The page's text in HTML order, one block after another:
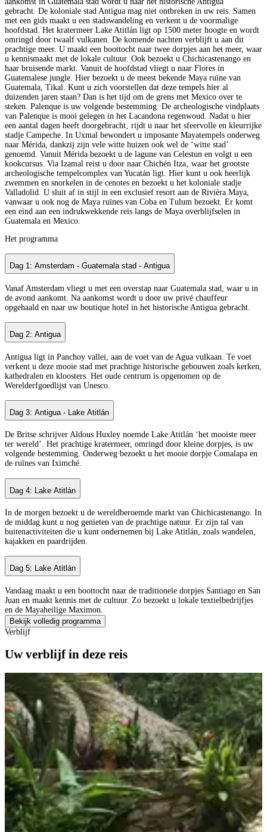
gebracht. De koloniale stad Antigua mag niet ontbreken in uw reis. Samen
met een gids maakt u een stadswandeling en verkent u de voormalige
hoofdstad. Het kratermeer Lake Atitlán ligt op 1500 meter hoogte en wordt
omringd door twaalf vulkanen. De komende nachten verblijft u aan dit
prachtige meer. U maakt een boottocht naar twee dorpjes aan het meer, waar
u kennismaakt met de lokale cultuur. Ook bezoekt u Chichicastenango en
haar bruisende markt. Vanuit de hoofdstad vliegt u naar Flores in
Guatemalese jungle. Hier bezoekt u de meest bekende Maya ruïne van
Guatemala, Tikal. Kunt u zich voorstellen dat deze tempels hier al
duizenden jaren staan? Dan is het tijd om de grens met Mexico over te
steken. Palenque is uw volgende bestemming. De archeologische vindplaats
van Palenque is mooi gelegen in het Lacandona regenwoud. Nadat u hier
een aantal dagen heeft doorgebracht‚ rijdt u naar het sfeervolle en kleurrijke
stadje Campeche. In Uxmal bewondert u imposante Mayatempels onderweg
naar Mérida, dankzij zijn vele witte huizen ook wel de ‘witte stad’
genoemd. Vanuit Mérida bezoekt u de lagune van Celestun en volgt u een
kookcursus. Via Izamal reist u door naar Chichén Itza‚ waar het grootste
archeologische tempelcomplex van Yucatán ligt. Hier kunt u ook heerlijk
zwemmen en snorkelen in de cenotes en bezoekt u het koloniale stadje
Valladolid. U sluit af in stijl in een exclusief resort aan de Rivièra Maya,
vanwaar u ook nog de Maya ruïnes van Coba en Tulum bezoekt. Er komt
een eind aan een indrukwekkende reis langs de Maya overblijfselen in
Guatemala en Mexico.
Het programma
Dag 1: Amsterdam - Guatemala stad - Antigua
Vanaf Amsterdam vliegt u met een overstap naar Guatemala stad, waar u in
de avond aankomt. Na aankomst wordt u door uw privé chauffeur
opgehaald en naar uw boutique hotel in het historische Antigua gebracht.
Dag 2: Antigua
Antigua ligt in Panchoy vallei, aan de voet van de Agua vulkaan. Te voet
verkent u deze mooie stad met prachtige historische gebouwen zoals kerken,
kathedralen en kloosters. Het oude centrum is opgenomen op de
Werelderfgoedlijst van Unesco.
Dag 3: Antigua - Lake Atitlán
De Britse schrijver Aldous Huxley noemde Lake Atitlán ‘het mooiste meer
ter wereld’. Het prachtige kratermeer, omringd door kleine dorpjes, is uw
volgende bestemming. Onderweg bezoekt u het mooie dorpje Comalapa en
de ruïnes van Iximché.
Dag 4: Lake Atitlán
In de morgen bezoekt u de wereldberoemde markt van Chichicastenango. In
de middag kunt u nog genieten van de prachtige natuur. Er zijn tal van
buitenactiviteiten die u kunt ondernemen bij Lake Atitlán, zoals wandelen,
kajakken en paardrijden.
Dag 5: Lake Atitlán
Vandaag maakt u een boottocht naar de traditionele dorpjes Santiago en San
Juan en maakt kennis met de cultuur. Zo bezoekt u lokale textielbedrijfjes
en de Mayaheilige Maximon.
Bekijk volledig programma
Verblijf
Uw verblijf in deze reis